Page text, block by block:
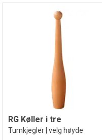
RG Køller i tre
Turnkjegler | velg høyde